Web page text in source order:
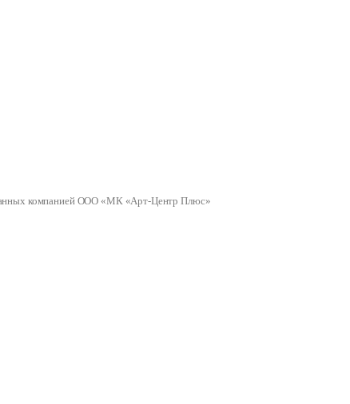
компанией ООО «МК «Арт-Центр Плюс»